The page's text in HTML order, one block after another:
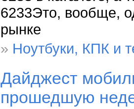
6233Это, вообще,
рынке
» Ноутбуки, КПК и
Дайджест
прошедшую